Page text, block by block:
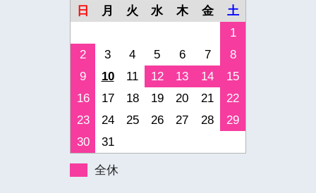
日
月 火 水 木 金
土
1
2
3 4 5 6 7
8
9
10 11 12 13 14
15
16
17 18 19 20 21
22
23
24 25 26 27 28
29
30
31
全休